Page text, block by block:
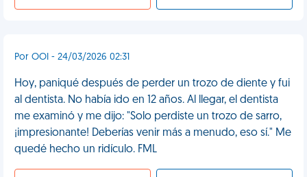
Por OOI - 24/03/2026 02:31
Hoy, paniqué después de perder un trozo de diente y fui
al dentista. No había ido en 12 años. Al llegar, el dentista
me examinó y me dijo: "Solo perdiste un trozo de sarro,
¡impresionante! Deberías venir más a menudo, eso sí." Me
quedé hecho un ridículo. FML